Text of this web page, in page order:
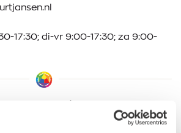
17:30; di-vr 9:00-17:30; za 9:00-
9.5/10 (1365 beoordelingen)